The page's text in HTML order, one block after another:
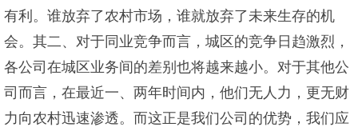
有利。谁放弃了农村市场，谁就放弃了未来生存的机
会。其二、对于同业竞争而言，城区的竞争日趋激烈，
各公司在城区业务间的差别也将越来越小。对于其他公
司而言，在最近一、两年时间内，他们无人力，更无财
力向农村迅速渗透。而这正是我们公司的优势，我们应